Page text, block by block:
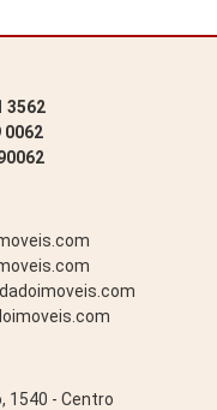
3562
0062
1540 - Centro